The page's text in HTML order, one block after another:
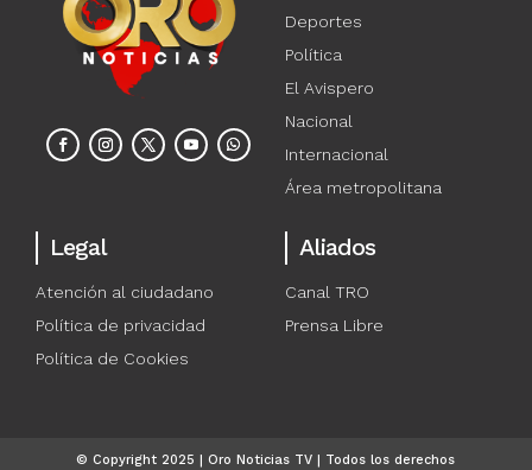
Deportes
Política
El Avispero
Nacional
Internacional
Área metropolitana
Legal
Atención al ciudadano
Política de privacidad
Política de Cookies
Aliados
Canal TRO
Prensa Libre
© Copyright 2025 | Oro Noticias TV | Todos los derechos